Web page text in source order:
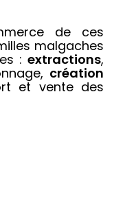
de ces
malgaches
: extractions,
création
et vente des